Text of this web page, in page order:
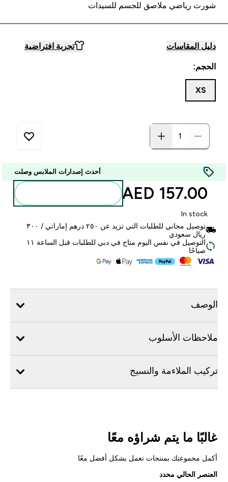
شورت رياضي ملاصق للجسم للسيدات
دليل المقاسات تجربة افتراضية
الحجم:
XS
أحدث إصدارات الملابس وصلت
157.00 AED‎
In stock
توصيل مجاني للطلبات التي تزيد عن ٢٥٠ درهم إماراتي / ٣٠٠
ريال سعودي
التوصيل في نفس اليوم متاح في دبي للطلبات قبل الساعة ١١
صباحًا
الوصف
ملاحظات الأسلوب
تركيب الملاءمة والنسيج
غالبًا ما يتم شراؤه معًا
أكمل مجموعتك بمنتجات تعمل بشكل أفضل معًا
العنصر الحالي محدد